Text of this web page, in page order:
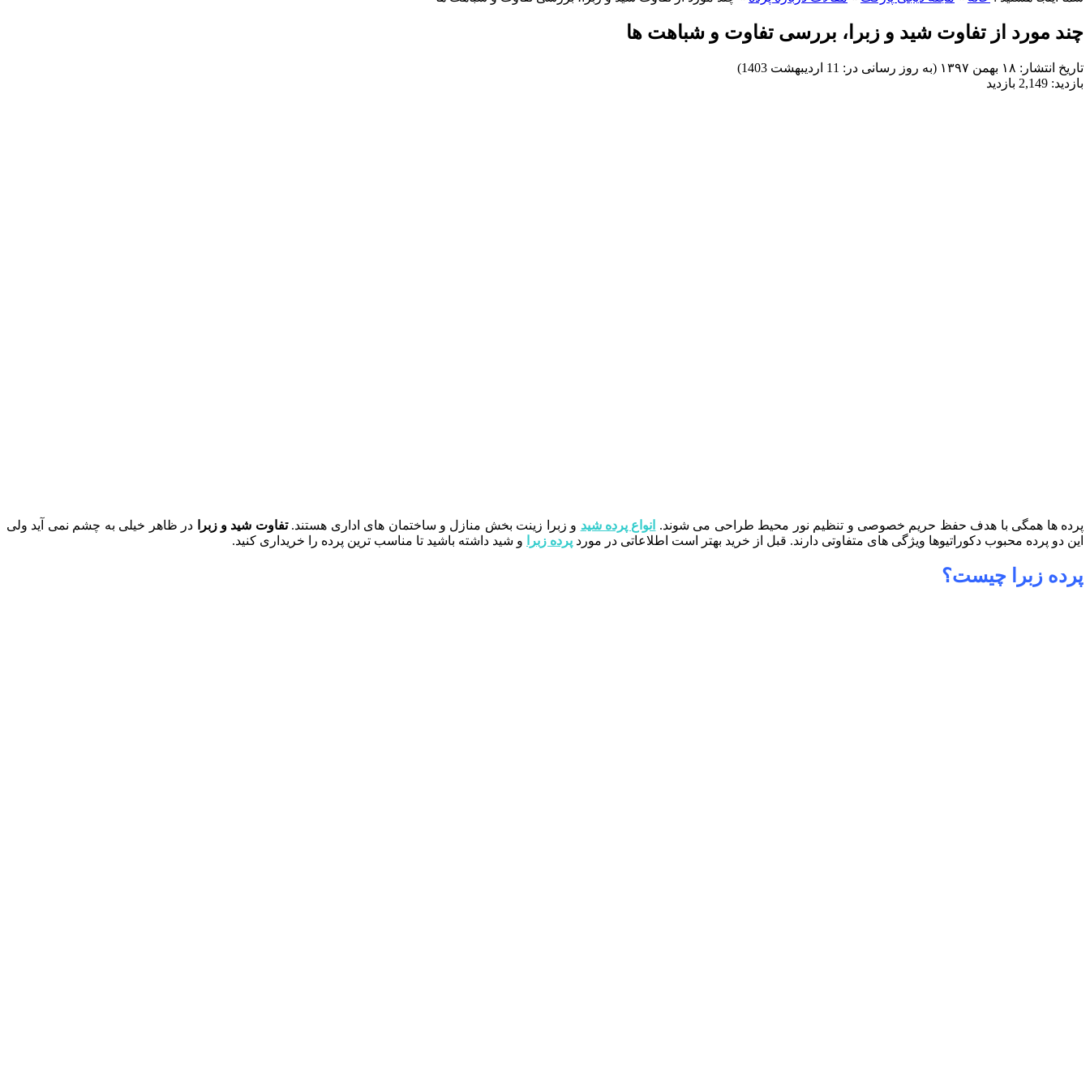
چند مورد از تفاوت شید و زبرا، بررسی تفاوت و شباهت ها
تاریخ انتشار: ۱۸ بهمن ۱۳۹۷ (به روز رسانی در: 11 اردیبهشت 1403)
بازدید: 2,149 بازدید
پرده ها همگی با هدف حفظ حریم خصوصی و تنظیم نور محیط طراحی می شوند. انواع پرده شید و زبرا زینت بخش منازل و ساختمان های اداری هستند.تفاوت شید و زبرا
در ظاهر خیلی به چشم نمی آید ولی
این دو پرده محبوب دکوراتیوها ویژگی های متفاوتی دارند. قبل از خرید بهتر است اطلاعاتی در مورد پرده زبرا و شید داشته باشید تا مناسب ترین پرده را خریداری کنید.
پرده زبرا چیست؟